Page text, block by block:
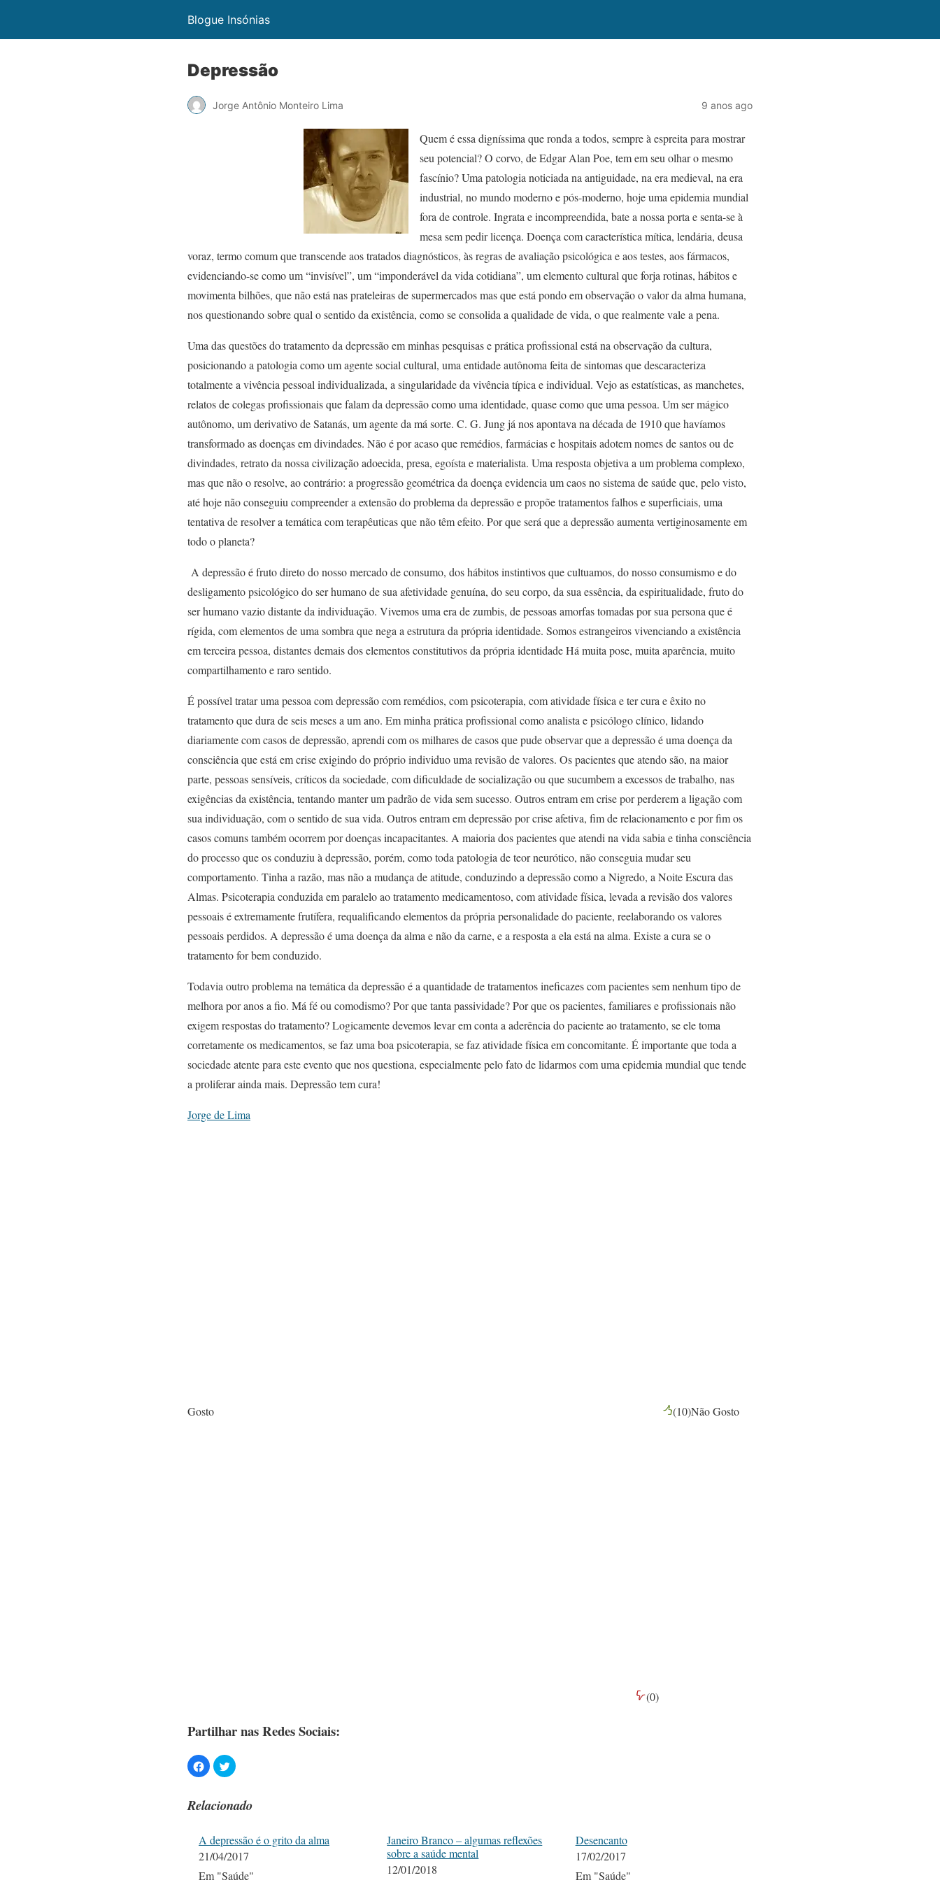
Blogue Insónias
Depressão
Jorge Antônio Monteiro Lima 9 anos ago
Quem é essa digníssima que ronda a todos, sempre à espreita para mostrar
seu potencial? O corvo, de Edgar Alan Poe, tem em seu olhar o mesmo
fascínio? Uma patologia noticiada na antiguidade, na era medieval, na era
industrial, no mundo moderno e pós-moderno, hoje uma epidemia mundial
fora de controle. Ingrata e incompreendida, bate a nossa porta e senta-se à
mesa sem pedir licença. Doença com característica mítica, lendária, deusa
voraz, termo comum que transcende aos tratados diagnósticos, às regras de avaliação psicológica e aos testes, aos fármacos,
evidenciando-se como um “invisível”, um “imponderável da vida cotidiana”, um elemento cultural que forja rotinas, hábitos e
movimenta bilhões, que não está nas prateleiras de supermercados mas que está pondo em observação o valor da alma humana,
nos questionando sobre qual o sentido da existência, como se consolida a qualidade de vida, o que realmente vale a pena.
Uma das questões do tratamento da depressão em minhas pesquisas e prática profissional está na observação da cultura,
posicionando a patologia como um agente social cultural, uma entidade autônoma feita de sintomas que descaracteriza
totalmente a vivência pessoal individualizada, a singularidade da vivência típica e individual. Vejo as estatísticas, as manchetes,
relatos de colegas profissionais que falam da depressão como uma identidade, quase como que uma pessoa. Um ser mágico
autônomo, um derivativo de Satanás, um agente da má sorte. C. G. Jung já nos apontava na década de 1910 que havíamos
transformado as doenças em divindades. Não é por acaso que remédios, farmácias e hospitais adotem nomes de santos ou de
divindades, retrato da nossa civilização adoecida, presa, egoísta e materialista. Uma resposta objetiva a um problema complexo,
mas que não o resolve, ao contrário: a progressão geométrica da doença evidencia um caos no sistema de saúde que, pelo visto,
até hoje não conseguiu compreender a extensão do problema da depressão e propõe tratamentos falhos e superficiais, uma
tentativa de resolver a temática com terapêuticas que não têm efeito. Por que será que a depressão aumenta vertiginosamente em
todo o planeta?
A depressão é fruto direto do nosso mercado de consumo, dos hábitos instintivos que cultuamos, do nosso consumismo e do
desligamento psicológico do ser humano de sua afetividade genuína, do seu corpo, da sua essência, da espiritualidade, fruto do
ser humano vazio distante da individuação. Vivemos uma era de zumbis, de pessoas amorfas tomadas por sua persona que é
rígida, com elementos de uma sombra que nega a estrutura da própria identidade. Somos estrangeiros vivenciando a existência
em terceira pessoa, distantes demais dos elementos constitutivos da própria identidade Há muita pose, muita aparência, muito
compartilhamento e raro sentido.
É possível tratar uma pessoa com depressão com remédios, com psicoterapia, com atividade física e ter cura e êxito no
tratamento que dura de seis meses a um ano. Em minha prática profissional como analista e psicólogo clínico, lidando
diariamente com casos de depressão, aprendi com os milhares de casos que pude observar que a depressão é uma doença da
consciência que está em crise exigindo do próprio individuo uma revisão de valores. Os pacientes que atendo são, na maior
parte, pessoas sensíveis, críticos da sociedade, com dificuldade de socialização ou que sucumbem a excessos de trabalho, nas
exigências da existência, tentando manter um padrão de vida sem sucesso. Outros entram em crise por perderem a ligação com
sua individuação, com o sentido de sua vida. Outros entram em depressão por crise afetiva, fim de relacionamento e por fim os
casos comuns também ocorrem por doenças incapacitantes. A maioria dos pacientes que atendi na vida sabia e tinha consciência
do processo que os conduziu à depressão, porém, como toda patologia de teor neurótico, não conseguia mudar seu
comportamento. Tinha a razão, mas não a mudança de atitude, conduzindo a depressão como a Nigredo, a Noite Escura das
Almas. Psicoterapia conduzida em paralelo ao tratamento medicamentoso, com atividade física, levada a revisão dos valores
pessoais é extremamente frutífera, requalificando elementos da própria personalidade do paciente, reelaborando os valores
pessoais perdidos. A depressão é uma doença da alma e não da carne, e a resposta a ela está na alma. Existe a cura se o
tratamento for bem conduzido.
Todavia outro problema na temática da depressão é a quantidade de tratamentos ineficazes com pacientes sem nenhum tipo de
melhora por anos a fio. Má fé ou comodismo? Por que tanta passividade? Por que os pacientes, familiares e profissionais não
exigem respostas do tratamento? Logicamente devemos levar em conta a aderência do paciente ao tratamento, se ele toma
corretamente os medicamentos, se faz uma boa psicoterapia, se faz atividade física em concomitante. É importante que toda a
sociedade atente para este evento que nos questiona, especialmente pelo fato de lidarmos com uma epidemia mundial que tende
a proliferar ainda mais. Depressão tem cura!
Jorge de Lima
Gosto (10)Não Gosto
(0)
Partilhar nas Redes Sociais:
Relacionado
A depressão é o grito da alma
21/04/2017
Em "Saúde"
Janeiro Branco – algumas reflexões
sobre a saúde mental
12/01/2018
Desencanto
17/02/2017
Em "Saúde"